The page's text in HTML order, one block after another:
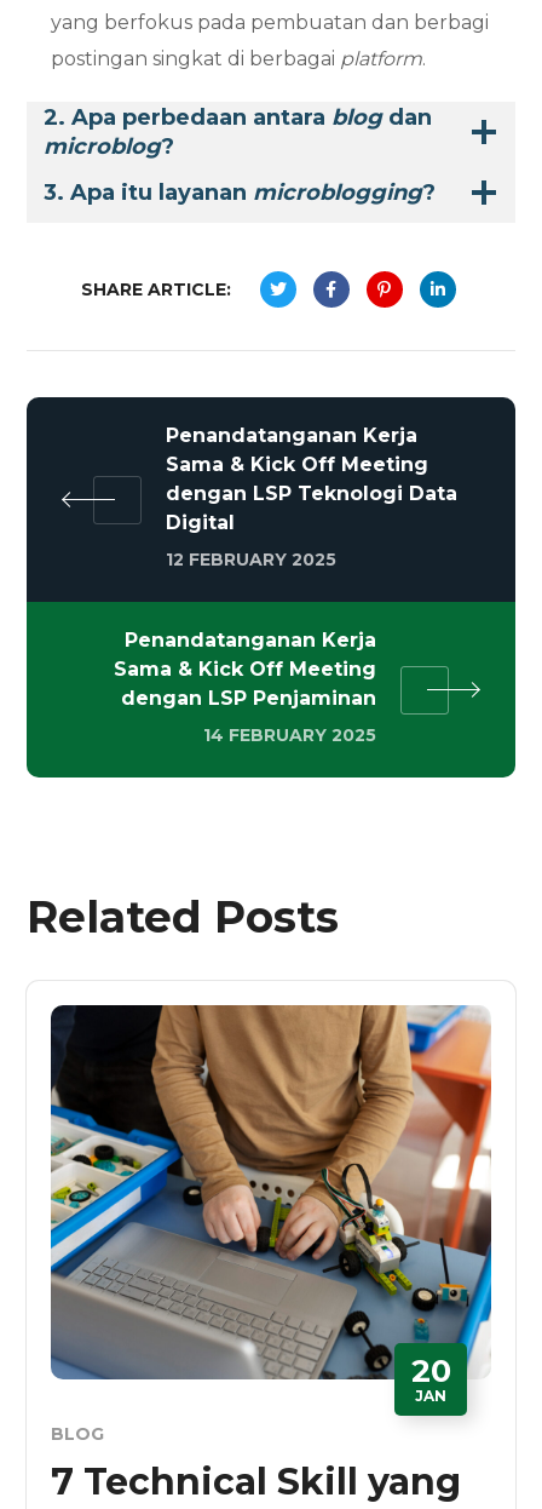
yang berfokus pada pembuatan dan berbagi
postingan singkat di berbagai platform.
2. Apa perbedaan antara blogdan
microblog?
3. Apa itu layanan microblogging?
SHARE ARTICLE:
Penandatanganan Kerja
Sama & Kick Off Meeting
dengan LSP Teknologi Data
Digital
12 FEBRUARY 2025
Penandatanganan Kerja
Sama & Kick Off Meeting
dengan LSP Penjaminan
14 FEBRUARY 2025
Related Posts
20
JAN
BLOG
7 Technical Skill yang